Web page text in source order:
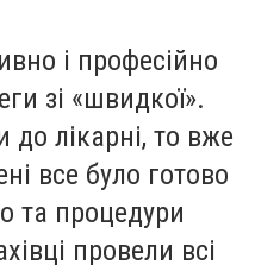
і професійно
зі «швидкої».
до лікарні, то вже
все було готово
та процедури
провели всі